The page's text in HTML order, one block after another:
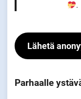
.
Lähetä
Parhaalle